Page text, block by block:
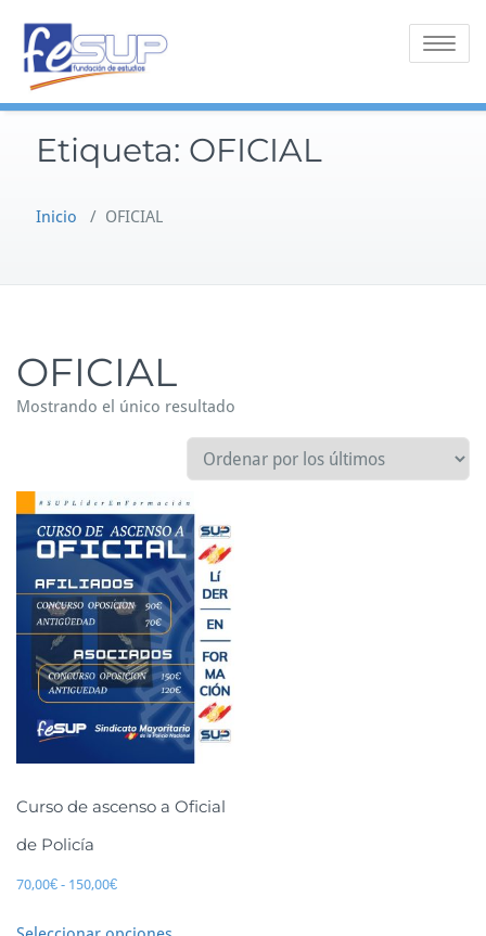
contenido
Alternar
Etiqueta: OFICIAL
Inicio / OFICIAL
OFICIAL
Mostrando el único resultado
Curso de ascenso a Oficial
de Policía
70,00€ - 150,00€